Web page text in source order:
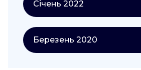
Січень 2022
Березень 2020